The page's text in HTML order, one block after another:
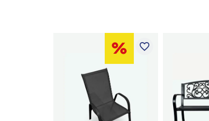
favorite_border